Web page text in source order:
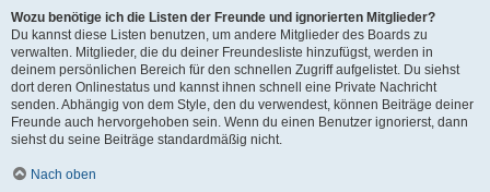
Wozu benötige ich die Listen der Freunde und ignorierten Mitglieder?
Du kannst diese Listen benutzen, um andere Mitglieder des Boards zu
verwalten. Mitglieder, die du deiner Freundesliste hinzufügst, werden in
deinem persönlichen Bereich für den schnellen Zugriff aufgelistet. Du siehst
dort deren Onlinestatus und kannst ihnen schnell eine Private Nachricht
senden. Abhängig von dem Style, den du verwendest, können Beiträge deiner
Freunde auch hervorgehoben sein. Wenn du einen Benutzer ignorierst, dann
siehst du seine Beiträge standardmäßig nicht.
Nach oben